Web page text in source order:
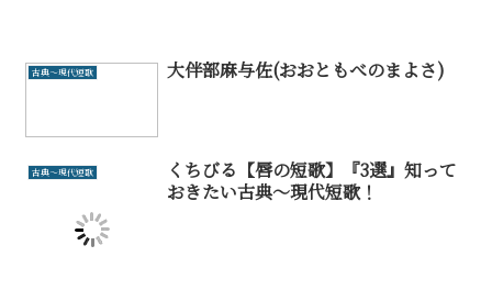
古典～現代短歌 大伴部麻与佐(おおともべのまよさ)
古典～現代短歌
くちびる【唇の短歌】『3選』知って
おきたい古典～現代短歌！